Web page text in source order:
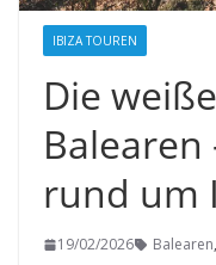
IBIZA TOUREN
Die
Balearen
rund um
19/02/2026 Balearen,